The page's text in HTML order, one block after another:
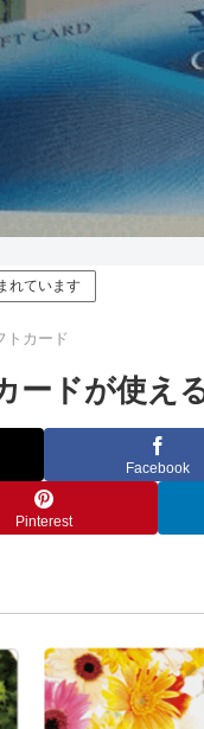
れています
トカード
ードが使え
Facebook
Pinterest